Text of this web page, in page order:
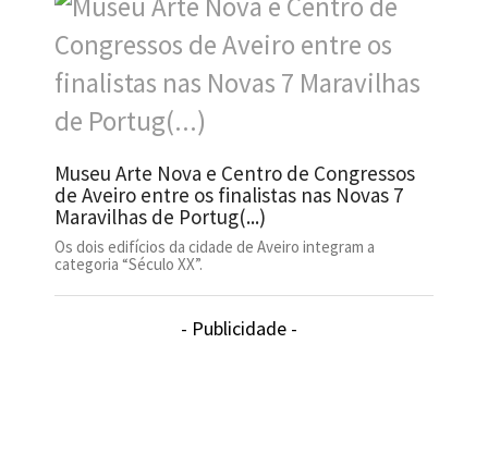
Museu Arte Nova e Centro de Congressos
de Aveiro entre os finalistas nas Novas 7
Maravilhas de Portug(...)
Os dois edifícios da cidade de Aveiro integram a
categoria “Século XX”.
- Publicidade -